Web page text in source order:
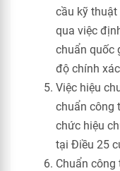
cầu kỹ
qua việc
chuẩn quốc
độ chính
Việc hiệu
chuẩn công
chức hiệu
tại Điều 25
Chuẩn